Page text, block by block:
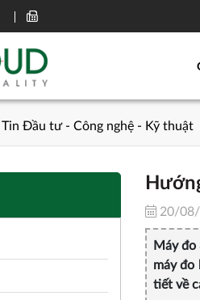
Tin Đầu tư - Công nghệ - Kỹ thuật
20/
Máy
máy đo
tiết về